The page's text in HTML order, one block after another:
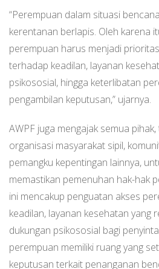
“Perempuan dalam situasi
kerentanan berlapis. Oleh karena
perempuan harus menjadi
terhadap keadilan, layanan
psikososial, hingga keterlibatan
pengambilan keputusan,” ujarnya.
AWPF juga mengajak semua
organisasi masyarakat sipil,
pemangku kepentingan lainnya,
memastikan pemenuhan hak-hak
ini mencakup penguatan akses
keadilan, layanan kesehatan yang
dukungan psikososial bagi
perempuan memiliki ruang yang
keputusan terkait penanganan